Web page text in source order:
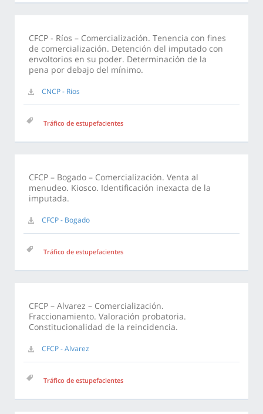
CFCP - Ríos – Comercialización. Tenencia con fines
de comercialización. Detención del imputado con
envoltorios en su poder. Determinación de la
pena por debajo del mínimo.
CNCP - Rios
Tráfico de estupefacientes
CFCP – Bogado – Comercialización. Venta al
menudeo. Kiosco. Identificación inexacta de la
imputada.
CFCP - Bogado
Tráfico de estupefacientes
CFCP – Alvarez – Comercialización.
Fraccionamiento. Valoración probatoria.
Constitucionalidad de la reincidencia.
CFCP - Alvarez
Tráfico de estupefacientes